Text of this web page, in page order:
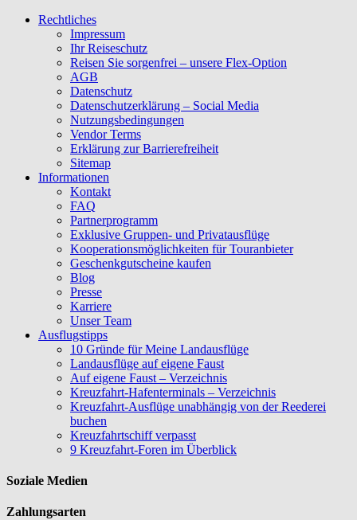
Rechtliches
Impressum
Ihr Reiseschutz
Reisen Sie sorgenfrei – unsere Flex-Option
AGB
Datenschutz
Datenschutzerklärung – Social Media
Nutzungsbedingungen
Vendor Terms
Erklärung zur Barrierefreiheit
Sitemap
Informationen
Kontakt
FAQ
Partnerprogramm
Exklusive Gruppen- und Privatausflüge
Kooperationsmöglichkeiten für Touranbieter
Geschenkgutscheine kaufen
Blog
Presse
Karriere
Unser Team
Ausflugstipps
10 Gründe für Meine Landausflüge
Landausflüge auf eigene Faust
Auf eigene Faust – Verzeichnis
Kreuzfahrt-Hafenterminals – Verzeichnis
Kreuzfahrt-Ausflüge unabhängig von der Reederei
buchen
Kreuzfahrtschiff verpasst
9 Kreuzfahrt-Foren im Überblick
Soziale Medien
Zahlungsarten